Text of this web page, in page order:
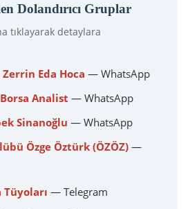
Dolandırıcı Gruplar
tıklayarak detaylara
Eda Hoca — WhatsApp
Analist — WhatsApp
Sinanoğlu — WhatsApp
Özge Öztürk (ÖZÖZ) —
Tüyoları — Telegram